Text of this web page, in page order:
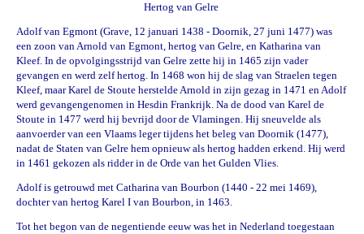
Hertog van Gelre
Adolf van Egmont (Grave, 12 januari 1438 - Doornik, 27 juni 1477) was
een zoon van Arnold van Egmont, hertog van Gelre, en Katharina van
Kleef. In de opvolgingsstrijd van Gelre zette hij in 1465 zijn vader
gevangen en werd zelf hertog. In 1468 won hij de slag van Straelen tegen
Kleef, maar Karel de Stoute herstelde Arnold in zijn gezag in 1471 en Adolf
werd gevangengenomen in Hesdin Frankrijk. Na de dood van Karel de
Stoute in 1477 werd hij bevrijd door de Vlamingen. Hij sneuvelde als
aanvoerder van een Vlaams leger tijdens het beleg van Doornik (1477),
nadat de Staten van Gelre hem opnieuw als hertog hadden erkend. Hij werd
in 1461 gekozen als ridder in de Orde van het Gulden Vlies.
Adolf is getrouwd met Catharina van Bourbon (1440 - 22 mei 1469),
dochter van hertog Karel I van Bourbon, in 1463.
Tot het begon van de negentiende eeuw was het in Nederland toegestaan